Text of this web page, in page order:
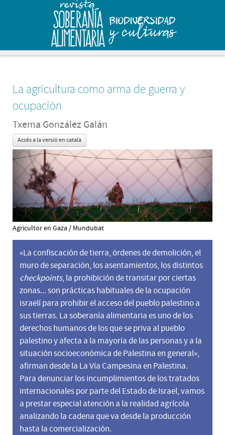
La agricultura como arma de guerra y
ocupación
Txema González Galán
Accés a la versió en català
Agricultor en Gaza / Mundubat
«La confiscación de tierra, órdenes de demolición, el
muro de separación, los asentamientos, los distintos
checkpoints, la prohibición de transitar por ciertas
zonas... son prácticas habituales de la ocupación
israelí para prohibir el acceso del pueblo palestino a
sus tierras. La soberanía alimentaria es uno de los
derechos humanos de los que se priva al pueblo
palestino y afecta a la mayoría de las personas y a la
situación socioeconómica de Palestina en general»,
afirman desde la La Vía Campesina en Palestina.
Para denunciar los incumplimientos de los tratados
internacionales por parte del Estado de Israel, vamos
a prestar especial atención a la realidad agrícola
analizando la cadena que va desde la producción
hasta la comercialización.